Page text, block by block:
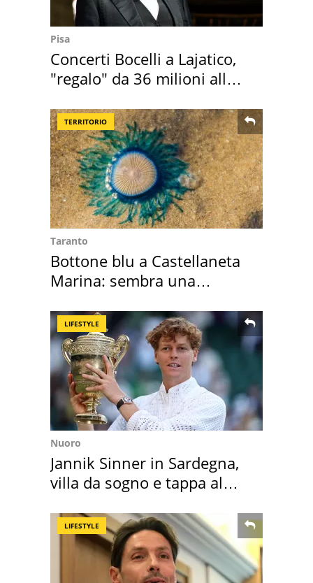
Pisa
Concerti Bocelli a Lajatico,
"regalo" da 36 milioni alla
TERRITORIO
Taranto
Bottone blu a Castellaneta
Marina: sembra una
LIFESTYLE
Nuoro
Jannik Sinner in Sardegna,
villa da sogno e tappa al
LIFESTYLE